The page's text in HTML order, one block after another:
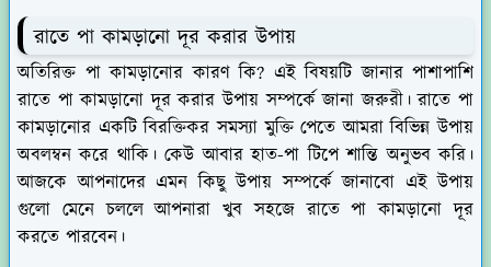
রাতে পা কামড়ানো দূর করার উপায়
অতিরিক্ত পা কামড়ানোর কারণ কি? এই বিষয়টি জানার পাশাপাশি
রাতে পা কামড়ানো দূর করার উপায় সম্পর্কে জানা জরুরী। রাতে পা
কামড়ানোর একটি বিরক্তিকর সমস্যা মুক্তি পেতে আমরা বিভিন্ন উপায়
অবলম্বন করে থাকি। কেউ আবার হাত-পা টিপে শান্তি অনুভব করি।
আজকে আপনাদের এমন কিছু উপায় সম্পর্কে জানাবো এই উপায়
গুলো মেনে চললে আপনারা খুব সহজে রাতে পা কামড়ানো দূর
করতে পারবেন।